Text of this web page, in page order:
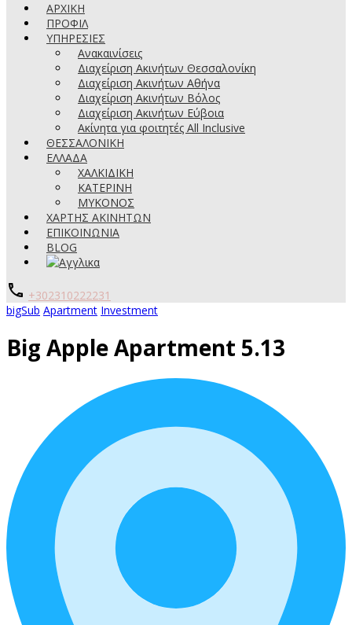
ΑΡΧΙΚΗ
ΠΡΟΦΙΛ
ΥΠΗΡΕΣΙΕΣ
Ανακαινίσεις
Διαχείριση Ακινήτων Θεσσαλονίκη
Διαχείριση Ακινήτων Αθήνα
Διαχείριση Ακινήτων Βόλος
Διαχείριση Ακινήτων Εύβοια
Ακίνητα για φοιτητές All Inclusive
ΘΕΣΣΑΛΟΝΙΚΗ
ΕΛΛΑΔΑ
ΧΑΛΚΙΔΙΚΗ
ΚΑΤΕΡΙΝΗ
ΜΥΚΟΝΟΣ
ΧΑΡΤΗΣ ΑΚΙΝΗΤΩΝ
ΕΠΙΚΟΙΝΩΝΙΑ
BLOG
+302310222231
bigSub Apartment Investment
Big Apple Apartment 5.13